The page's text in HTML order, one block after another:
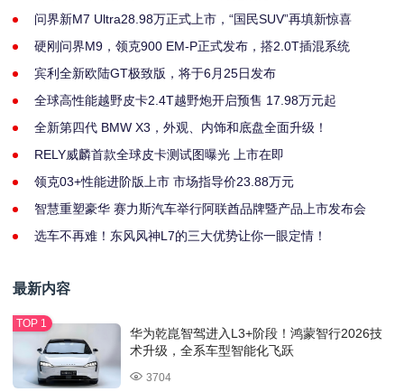
问界新M7 Ultra28.98万正式上市，“国民SUV”再填新惊喜
硬刚问界M9，领克900 EM-P正式发布，搭2.0T插混系统
宾利全新欧陆GT极致版，将于6月25日发布
全球高性能越野皮卡2.4T越野炮开启预售 17.98万元起
全新第四代 BMW X3，外观、内饰和底盘全面升级！
RELY威麟首款全球皮卡测试图曝光 上市在即
领克03+性能进阶版上市 市场指导价23.88万元
智慧重塑豪华 赛力斯汽车举行阿联酋品牌暨产品上市发布会
选车不再难！东风风神L7的三大优势让你一眼定情！
最新内容
华为乾崑智驾进入L3+阶段！鸿蒙智行2026技
术升级，全系车型智能化飞跃
3704